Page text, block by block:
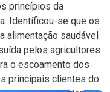
princípios da
Identificou-se que os
alimentação saudável
pelos agricultores
o escoamento dos
principais clientes do